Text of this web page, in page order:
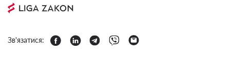
Зв'язатися: